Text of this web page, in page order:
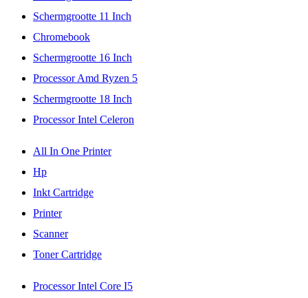
Schermgrootte 11 Inch
Chromebook
Schermgrootte 16 Inch
Processor Amd Ryzen 5
Schermgrootte 18 Inch
Processor Intel Celeron
All In One Printer
Hp
Inkt Cartridge
Printer
Scanner
Toner Cartridge
Processor Intel Core I5